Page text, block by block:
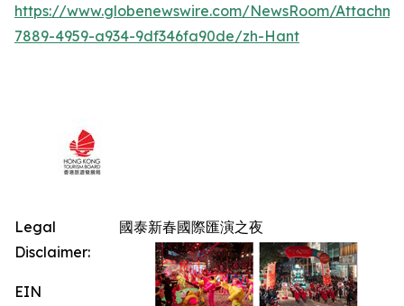
https://www.globenewswire.com/NewsRoom/
7889-4959-a934-9df346fa90de/zh-Hant
國泰新春國際匯演之夜
Legal
Disclaimer:
EIN